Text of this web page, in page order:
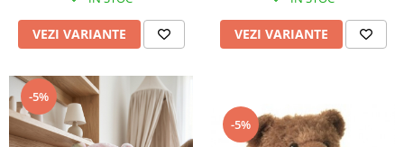
VEZI VARIANTE VEZI VARIANTE
-5%
-5%